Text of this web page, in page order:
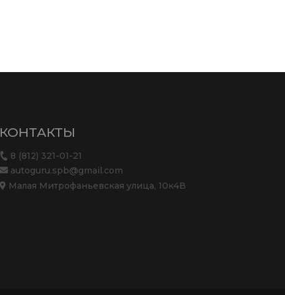
КОНТАКТЫ
8 (812) 321-01-21
autoguru.spb@gmail.com
Малая Митрофаньевская улица, 10к4В